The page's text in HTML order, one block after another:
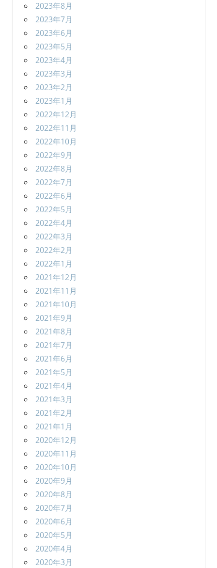
2023年8月
2023年7月
2023年6月
2023年5月
2023年4月
2023年3月
2023年2月
2023年1月
2022年12月
2022年11月
2022年10月
2022年9月
2022年8月
2022年7月
2022年6月
2022年5月
2022年4月
2022年3月
2022年2月
2022年1月
2021年12月
2021年11月
2021年10月
2021年9月
2021年8月
2021年7月
2021年6月
2021年5月
2021年4月
2021年3月
2021年2月
2021年1月
2020年12月
2020年11月
2020年10月
2020年9月
2020年8月
2020年7月
2020年6月
2020年5月
2020年4月
2020年3月